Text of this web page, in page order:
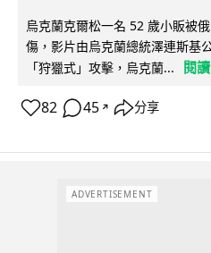
烏克蘭克爾松一名 52 歲小販被
傷，影片由烏克蘭總統澤連斯基
「狩獵式」攻擊，烏克蘭...
閱
82 45 ↗ 分享
ADVERTISEMENT